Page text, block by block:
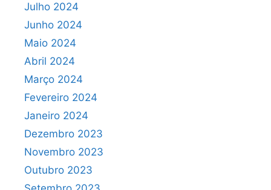
Julho 2024
Junho 2024
Maio 2024
Abril 2024
Março 2024
Fevereiro 2024
Janeiro 2024
Dezembro 2023
Novembro 2023
Outubro 2023